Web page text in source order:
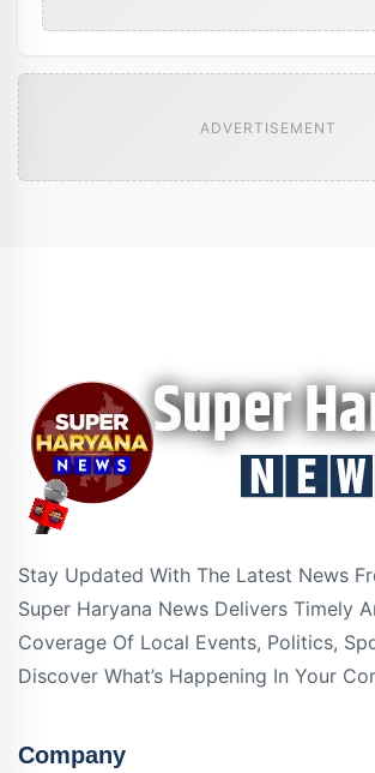
ADVERTISEMENT
Stay Updated With The Latest News
Super Haryana News Delivers Timely
Coverage Of Local Events, Politics,
Discover What’s Happening In Your
Company